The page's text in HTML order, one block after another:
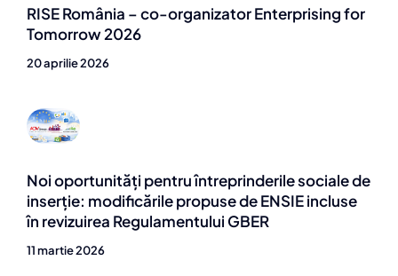
RISE România – co-organizator Enterprising for
Tomorrow 2026
20 aprilie 2026
Noi oportunități pentru întreprinderile sociale de
inserție: modificările propuse de ENSIE incluse
în revizuirea Regulamentului GBER
11 martie 2026